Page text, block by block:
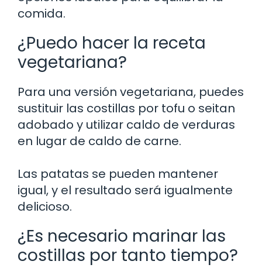
comida.
¿Puedo hacer la receta
vegetariana?
Para una versión vegetariana, puedes
sustituir las costillas por tofu o seitan
adobado y utilizar caldo de verduras
en lugar de caldo de carne.
Las patatas se pueden mantener
igual, y el resultado será igualmente
delicioso.
¿Es necesario marinar las
costillas por tanto tiempo?